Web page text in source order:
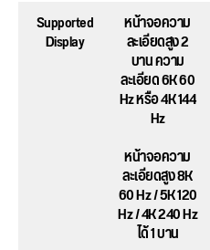
Supported
Display
หน้าจอความ
ละเอียดสูง 2
บาน ความ
ละเอียด 6K 60
Hz หรือ 4K 144
Hz
หน้าจอความ
ละเอียดสูง 8K
60 Hz / 5K 120
Hz / 4K 240 Hz
ได้ 1 บาน